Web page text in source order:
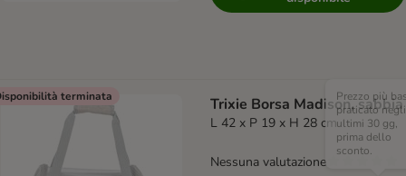
terminata Trixie Borsa Madison, sabbia
L 42 x P 19 x H 28 cm
Prezzo più
praticato negli
ultimi 30 gg,
prima dello
sconto.
Nessuna valutazione